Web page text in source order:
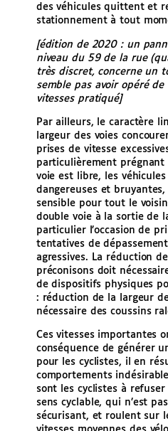
des véhicules quittent et
stationnement à tout
[édition de 2020 : un
niveau du 59 de la rue
très discret, concerne un
semble pas avoir opéré
vitesses pratiqué]
Par ailleurs, le caractère
largeur des voies
prises de vitesse
particulièrement
voie est libre, les
dangereuses et
sensible pour tout le
double voie à la sortie de
particulier l’occasion de
tentatives de
agressives. La réduction
préconisons doit
de dispositifs physiques
: réduction de la largeur
nécessaire des coussins
Ces vitesses importantes
conséquence de générer
pour les cyclistes, il en
comportements
sont les cyclistes à
sens cyclable, qui n’est
sécurisant, et roulent sur